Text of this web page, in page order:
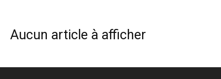
Aucun article à afficher